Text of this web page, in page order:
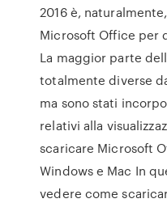
2016 è,
Microsoft Office per
La maggior parte
totalmente diverse
ma sono stati
relativi alla
scaricare Microsoft
Windows e Mac In
vedere come